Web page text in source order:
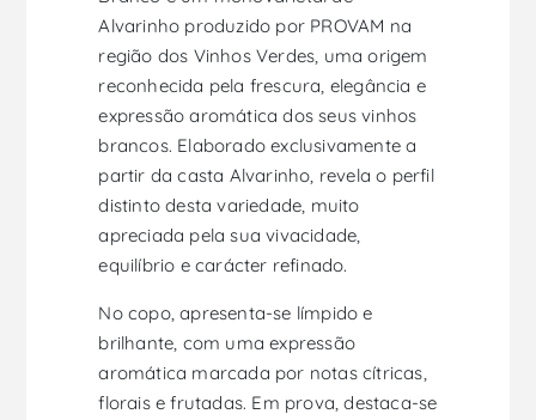
Alvarinho produzido por PROVAM na
região dos Vinhos Verdes, uma origem
reconhecida pela frescura, elegância e
expressão aromática dos seus vinhos
brancos. Elaborado exclusivamente a
partir da casta Alvarinho, revela o perfil
distinto desta variedade, muito
apreciada pela sua vivacidade,
equilíbrio e carácter refinado.
No copo, apresenta-se límpido e
brilhante, com uma expressão
aromática marcada por notas cítricas,
florais e frutadas. Em prova, destaca-se